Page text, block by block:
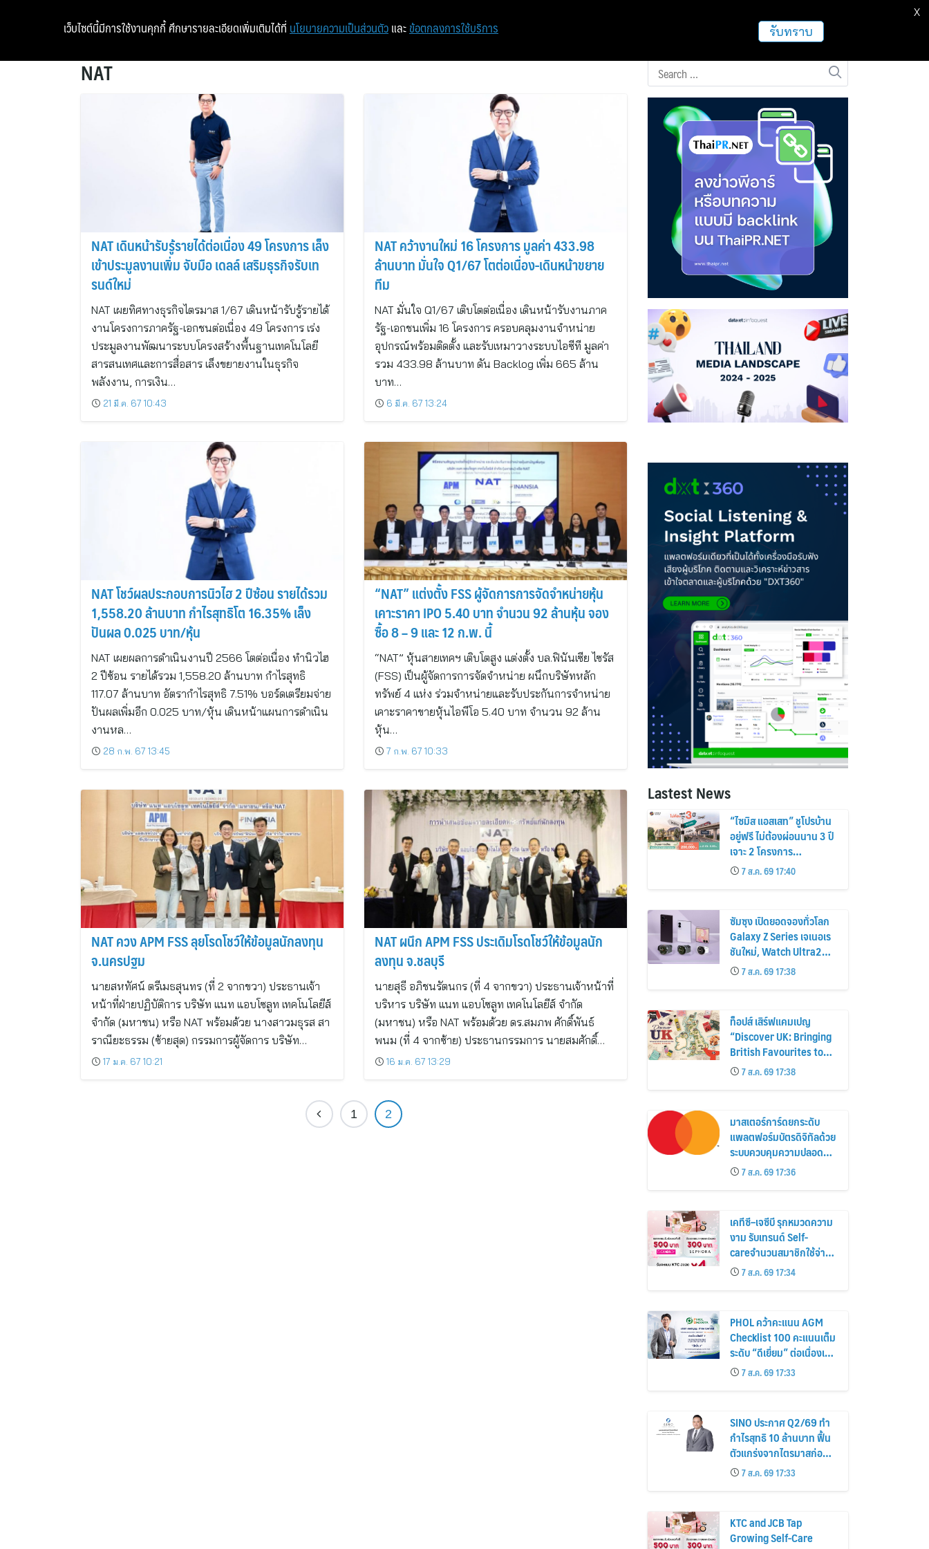
หน้าแรก ท่องเที่ยว ฝากข่าวประชาสัมพันธ์
NAT
NAT เดินหน้ารับรู้รายได้ต่อเนื่อง 49 โครงการ เล็ง
เข้าประมูลงานเพิ่ม จับมือ เดลล์ เสริมธุรกิจรับเท
รนด์ใหม่
NAT เผยทิศทางธุรกิจไตรมาส 1/67 เดินหน้ารับรู้รายได้
งานโครงการภาครัฐ-เอกชนต่อเนื่อง 49 โครงการ เร่ง
ประมูลงานพัฒนาระบบโครงสร้างพื้นฐานเทคโนโลยี
สารสนเทศและการสื่อสาร เล็งขยายงานในธุรกิจ
พลังงาน, การเงิน…
21 มี.ค. 67 10:43
NAT คว้างานใหม่ 16 โครงการ มูลค่า 433.98
ล้านบาท มั่นใจ Q1/67 โตต่อเนื่อง-เดินหน้าขยาย
ทีม
NAT มั่นใจ Q1/67 เติบโตต่อเนื่อง เดินหน้ารับงานภาค
รัฐ-เอกชนเพิ่ม 16 โครงการ ครอบคลุมงานจำหน่าย
อุปกรณ์พร้อมติดตั้ง และรับเหมาวางระบบไอซีที มูลค่า
รวม 433.98 ล้านบาท ดัน Backlog เพิ่ม 665 ล้าน
บาท…
6 มี.ค. 67 13:24
NAT โชว์ผลประกอบการนิวไฮ 2 ปีซ้อน รายได้รวม
1,558.20 ล้านบาท กำไรสุทธิโต 16.35% เล็ง
ปันผล 0.025 บาท/หุ้น
NAT เผยผลการดำเนินงานปี 2566 โตต่อเนื่อง ทำนิวไฮ
2 ปีซ้อน รายได้รวม 1,558.20 ล้านบาท กำไรสุทธิ
117.07 ล้านบาท อัตรากำไรสุทธิ 7.51% บอร์ดเตรียมจ่าย
ปันผลเพิ่มอีก 0.025 บาท/หุ้น เดินหน้าแผนการดำเนิน
งานหล…
28 ก.พ. 67 13:45
“NAT” แต่งตั้ง FSS ผู้จัดการการจัดจำหน่ายหุ้น
เคาะราคา IPO 5.40 บาท จำนวน 92 ล้านหุ้น จอง
ซื้อ 8 – 9 และ 12 ก.พ. นี้
“NAT” หุ้นสายเทคฯ เติบโตสูง แต่งตั้ง บล.ฟินันเซีย ไซรัส
(FSS) เป็นผู้จัดการการจัดจำหน่าย ผนึกบริษัทหลัก
ทรัพย์ 4 แห่ง ร่วมจำหน่ายและรับประกันการจำหน่าย
เคาะราคาขายหุ้นไอพีโอ 5.40 บาท จำนวน 92 ล้าน
หุ้น…
7 ก.พ. 67 10:33
NAT ควง APM FSS ลุยโรดโชว์ให้ข้อมูลนักลงทุน
จ.นครปฐม
นายสหทัศน์ ตรีเมธสุนทร (ที่ 2 จากขวา) ประธานเจ้า
หน้าที่ฝ่ายปฏิบัติการ บริษัท แนท แอบโซลูท เทคโนโลยีส์
จำกัด (มหาชน) หรือ NAT พร้อมด้วย นางสาวมธุรส สา
ราณียะธรรม (ซ้ายสุด) กรรมการผู้จัดการ บริษัท…
17 ม.ค. 67 10:21
NAT ผนึก APM FSS ประเดิมโรดโชว์ให้ข้อมูลนัก
ลงทุน จ.ชลบุรี
นายสุธี อภิชนรัตนกร (ที่ 4 จากขวา) ประธานเจ้าหน้าที่
บริหาร บริษัท แนท แอบโซลูท เทคโนโลยีส์ จำกัด
(มหาชน) หรือ NAT พร้อมด้วย ดร.สมภพ ศักดิ์พันธ์
พนม (ที่ 4 จากซ้าย) ประธานกรรมการ นายสมศักดิ์…
16 ม.ค. 67 13:29
1 2
Lastest News
“ไซมิส แอสเสท” ชูโปรบ้าน
อยู่ฟรี ไม่ต้องผ่อนนาน 3 ปี
เจาะ 2 โครงการ
“Siamese Holm–
Siamese Blossom”
พร้อมส่วนลดและสิทธิพิเศษ
ถึง 31 สิงหาคม 2569
7 ส.ค. 69 17:40
ซัมซุง เปิดยอดจองทั่วโลก
Galaxy Z Series เจเนอเร
ชันใหม่, Watch Ultra2
และ Watch9 สูงกว่ารุ่น
ก่อนหน้ากว่า 30%
7 ส.ค. 69 17:38
ท็อปส์ เสิร์ฟแคมเปญ
“Discover UK: Bringing
British Favourites to
You” ขนทัพของอร่อยและ
ไอเท็มฮิตจากสหราช
อาณาจักร ส่งตรงถึงมือ
ตั้งแต่วันนี้ – 18 สิงหาคมนี้
7 ส.ค. 69 17:38
มาสเตอร์การ์ดยกระดับ
แพลตฟอร์มบัตรดิจิทัลด้วย
ระบบควบคุมความปลอดภัย
ใหม่7 ส.ค. 69 17:36
เคทีซี–เจซีบี รุกหมวดความ
งาม รับเทรนด์ Self-
careจำนวนสมาชิกใช้จ่าย
หมวดเครื่องสำอางเพิ่ม
26%
7 ส.ค. 69 17:34
PHOL คว้าคะแนน AGM
Checklist 100 คะแนนเต็ม
ระดับ “ดีเยี่ยม” ต่อเนื่องเป็น
ปีที่ 7 ตอกย้ำการดำเนิน
ธุรกิจตามหลักธรรมาภิบาล
โปร่งใส สร้างความเชื่อมั่นผู้
7 ส.ค. 69 17:33
SINO ประกาศ Q2/69 ทำ
กำไรสุทธิ 10 ล้านบาท ฟื้น
ตัวแกร่งจากไตรมาสก่อน
เตรียมจ่ายปันผลระหว่าง
กาล 0.014423 บาทต่อหุ้น
ครึ่งปีหลังมุ่งเติบโตต่อเนื่อง
7 ส.ค. 69 17:33
KTC and JCB Tap
Growing Self-Care
เว็บไซต์นี้มีการใช้งานคุกกี้ ศึกษารายละเอียดเพิ่มเติมได้ที่ นโยบายความเป็นส่วนตัว และ ข้อตกลงการใช้บริการ รับทราบ
X